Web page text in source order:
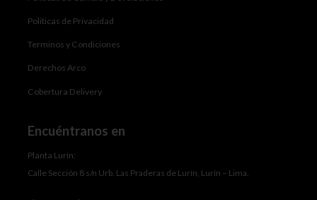
Politicas de Privacidad
Terminos y Condiciones
Derechos Arco
Cobertura Delivery
Encuéntranos en
Planta Lurín:
Calle Sección 8 s/n Urb. Las Praderas de Lurín, Lurín – Lima.